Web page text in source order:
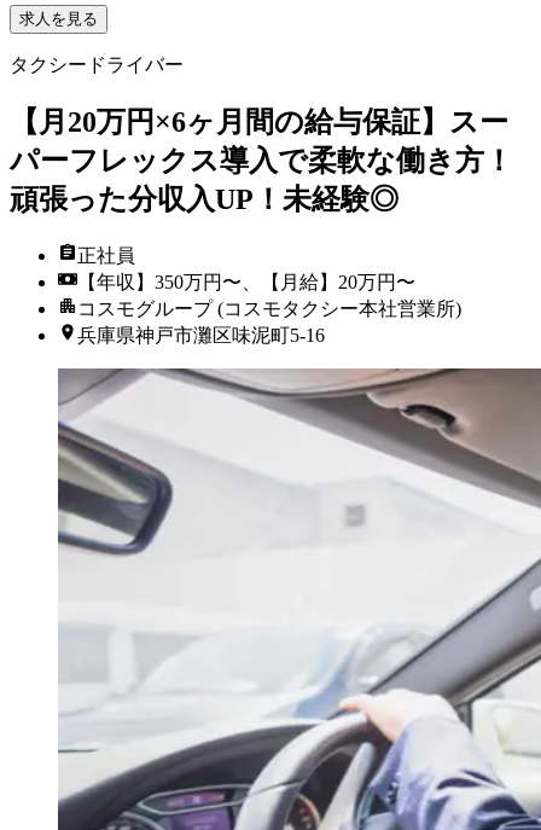
求人を見る
タクシードライバー
【月20万円×6ヶ月間の給与保証】スー
パーフレックス導入で柔軟な働き方！
頑張った分収入UP！未経験◎
正社員
【年収】350万円〜、【月給】20万円〜
コスモグループ (コスモタクシー本社営業所)
兵庫県神戸市灘区味泥町5-16